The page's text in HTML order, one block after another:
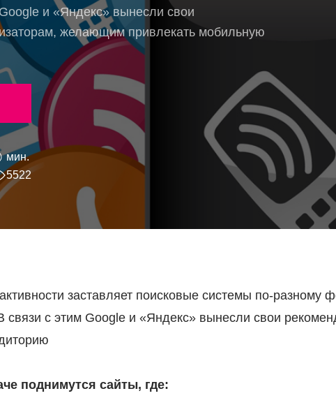
и «Яндекс» вынесли свои
желающим привлекать мобильную
мин.
5522
заставляет поисковые системы по-
связи с этим Google и «Яндекс» вынесли свои
поднимутся сайты, где: